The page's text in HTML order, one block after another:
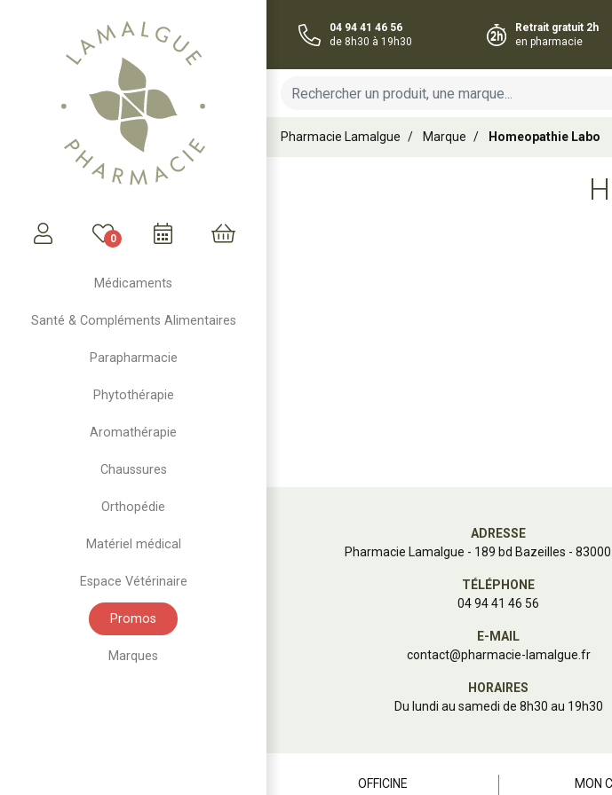
0
Médicaments
Santé & Compléments Alimentaires
Parapharmacie
Phytothérapie
Aromathérapie
Chaussures
Orthopédie
Matériel médical
Espace Vétérinaire
Promos
Marques
04 94 41 46 56
de 8h30 à 19h30
Retrait gratuit 2h
en pharmacie
Pharmacie Lamalgue Marque Homeopathie Labo
ADRESSE
Pharmacie Lamalgue - 189 bd Bazeilles -
TÉLÉPHONE
04 94 41 46 56
E-MAIL
contact@pharmacie-lamalgue.fr
HORAIRES
Du lundi au samedi de 8h30 au 19h30
OFFICINE MON